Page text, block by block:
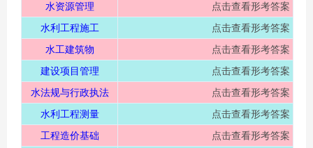
水资源管理
点击查看形考答案
水利工程施工
点击查看形考答案
水工建筑物
点击查看形考答案
建设项目管理
点击查看形考答案
水法规与行政执法
点击查看形考答案
水利工程测量
点击查看形考答案
工程造价基础
点击查看形考答案